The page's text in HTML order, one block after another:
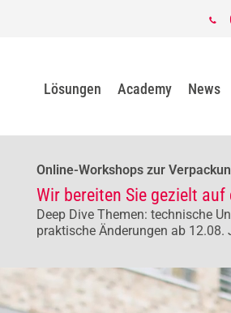
Lösungen Academy News
Online-Workshops zur
Wir bereiten Sie gezielt
Deep Dive Themen: technische
praktische Änderungen ab